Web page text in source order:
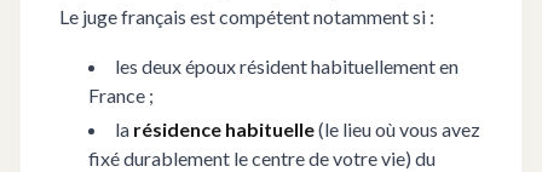
Le juge français est compétent notamment si :
les deux époux résident habituellement en
France ;
la résidence habituelle(le lieu où vous avez
fixé durablement le centre de votre vie) du